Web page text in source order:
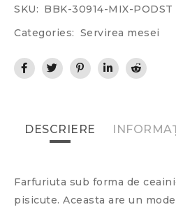
SKU: BBK-30914-MIX-PODST
Categories: Servirea mesei
DESCRIERE
Farfuriuta sub forma de
pisicute. Aceasta are un